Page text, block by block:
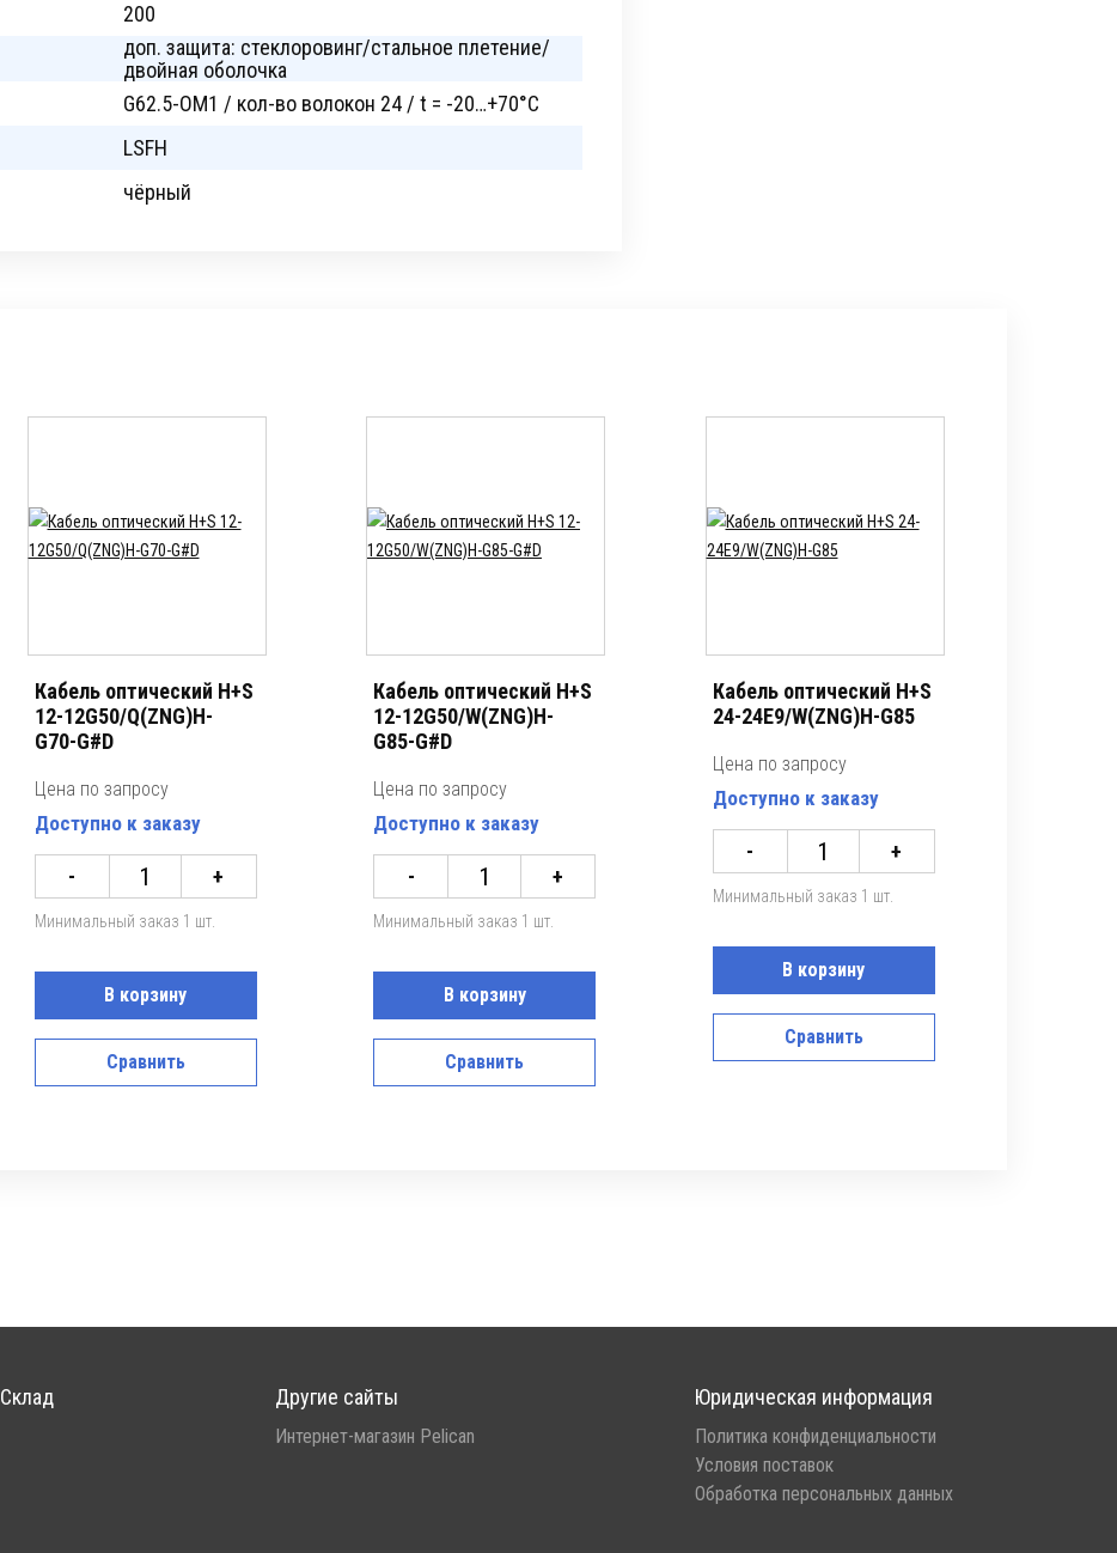
200
доп. защита: стеклоровинг/стальное плетение/
двойная оболочка
G62.5-OM1 / кол-во волокон 24 / t = -20…+70°C
LSFH
чёрный
Кабель оптический H+S
12-12G50/Q(ZNG)H-
G70-G#D
Цена по запросу
Доступно к заказу
- +
Минимальный заказ 1 шт.
В корзину
Сравнить
Кабель оптический H+S
12-12G50/W(ZNG)H-
G85-G#D
Цена по запросу
Доступно к заказу
- +
Минимальный заказ 1 шт.
В корзину
Сравнить
Кабель оптический H+S
24-24E9/W(ZNG)H-G85
Цена по запросу
Доступно к заказу
- +
Минимальный заказ 1 шт.
В корзину
Сравнить
Склад Другие сайты
Интернет-магазин Pelican
Юридическая информация
Политика конфиденциальности
Условия поставок
Обработка персональных данных